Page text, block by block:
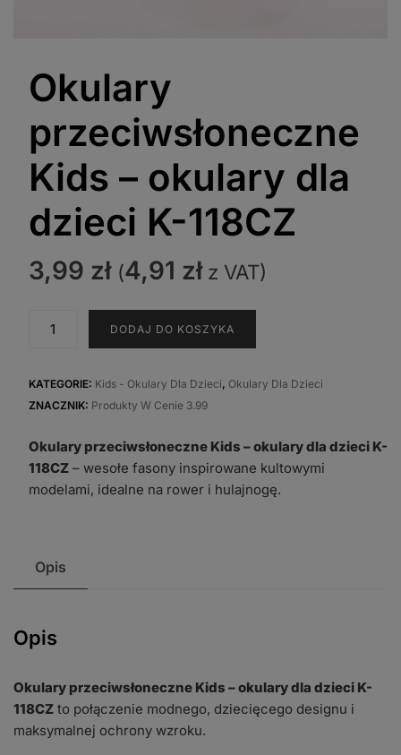
Okulary
przeciwsłoneczne
Kids – okulary dla
dzieci K-118CZ
3,99 zł (4,91 złz VAT)
Kids
-
dla
dzieci
K-
DODAJ DO KOSZYKA
KATEGORIE: Kids - Okulary Dla Dzieci, Okulary Dla Dzieci
ZNACZNIK: Produkty W Cenie 3.99
Okulary przeciwsłoneczne Kids – okulary dla dzieci K-
118CZ– wesołe fasony inspirowane kultowymi
modelami, idealne na rower i hulajnogę.
Opis
Opis
Okulary przeciwsłoneczne Kids – okulary dla dzieci K-
118CZ to połączenie modnego, dziecięcego designu i
maksymalnej ochrony wzroku.